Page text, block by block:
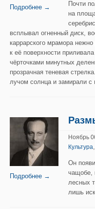
Подробнее →
Почти
на
всплывал огненный диск,
каррарского мрамора
к её поверхности
чёрточками минутных
прозрачная теневая
лучом солнца и замирали с
Подробнее →
Ноябрь
Культура,
Он
чащобе,
лесных
лишь